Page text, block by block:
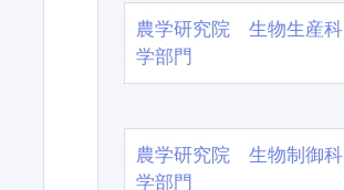
農学研究院 生物生産科
学部門
農学研究院 生物制御科
学部門